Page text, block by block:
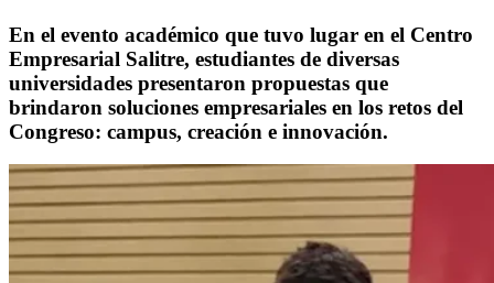
En el evento académico que tuvo lugar en el Centro
Empresarial Salitre, estudiantes de diversas
universidades presentaron propuestas que
brindaron soluciones empresariales en los retos del
Congreso: campus, creación e innovación.